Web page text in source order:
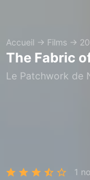
Accueil → Films →
The Fabric
Le Patchwork de
1